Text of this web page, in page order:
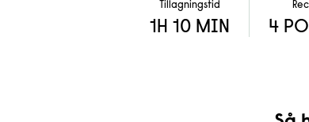
Tillagningstid
1H 10 MIN 4